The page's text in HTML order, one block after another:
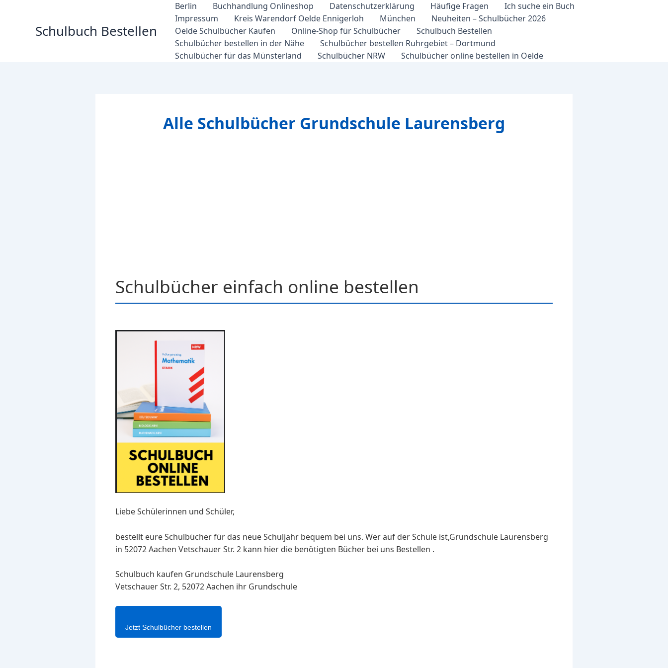
Schulbuch Bestellen
Berlin Buchhandlung Onlineshop Datenschutzerklärung Häufige Fragen
Ich suche ein Buch
Impressum
Kreis Warendorf Oelde Ennigerloh München
Neuheiten – Schulbücher 2026
Oelde Schulbücher Kaufen
Online-Shop für Schulbücher
Schulbuch Bestellen
Schulbücher bestellen in der Nähe
Schulbücher bestellen Ruhrgebiet – Dortmund
Schulbücher für das Münsterland
Schulbücher NRW Schulbücher online bestellen in Oelde
Alle Schulbücher Grundschule Laurensberg
Schulbücher einfach online bestellen
Liebe Schülerinnen und Schüler,
bestellt eure Schulbücher für das neue Schuljahr bequem bei uns. Wer auf der Schule ist,Grundschule Laurensberg
in 52072 Aachen Vetschauer Str. 2 kann hier die benötigten Bücher bei uns Bestellen .
Schulbuch kaufen Grundschule Laurensberg
Vetschauer Str. 2, 52072 Aachen ihr Grundschule
Jetzt Schulbücher bestellen